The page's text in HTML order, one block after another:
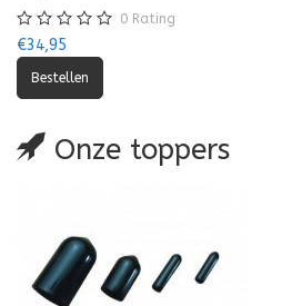
0 Rating
€34,95
Onze toppers